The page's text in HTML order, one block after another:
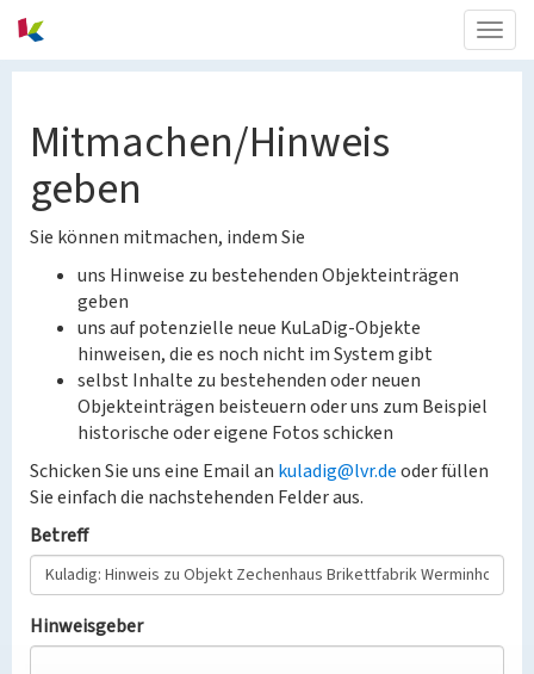
Mitmachen/Hinweis
geben
Sie können mitmachen, indem Sie
uns Hinweise zu bestehenden Objekteinträgen
geben
uns auf potenzielle neue KuLaDig-Objekte
hinweisen, die es noch nicht im System gibt
selbst Inhalte zu bestehenden oder neuen
Objekteinträgen beisteuern oder uns zum Beispiel
historische oder eigene Fotos schicken
Schicken Sie uns eine Email an kuladig@lvr.deoder füllen
Sie einfach die nachstehenden Felder aus.
Betreff
Hinweisgeber